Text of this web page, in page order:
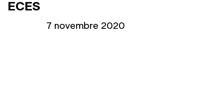
ECES
7 novembre 2020